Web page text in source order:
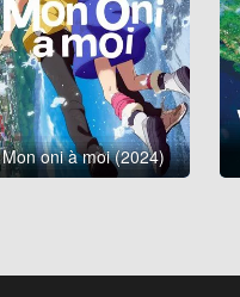
Mon oni à moi (2024)